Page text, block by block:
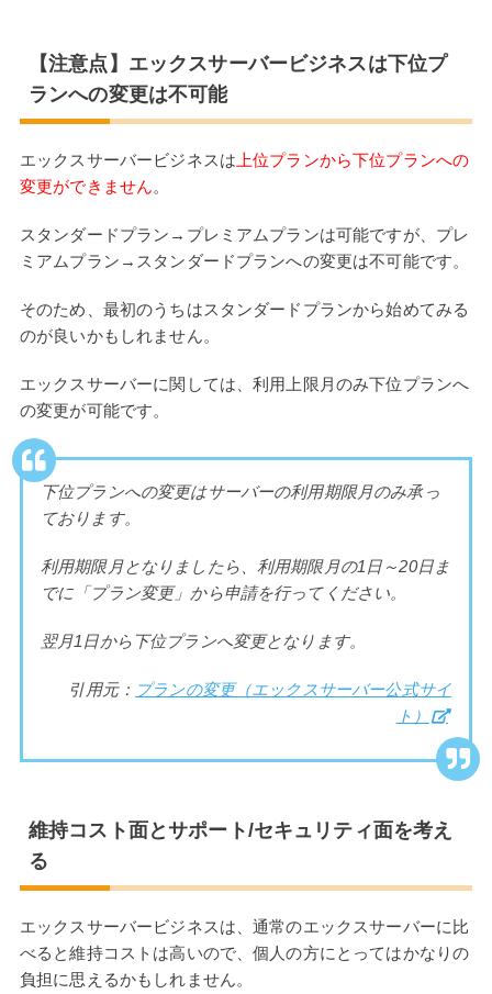
【注意点】エックスサーバービジネスは下位プ
ランへの変更は不可能
エックスサーバービジネスは 上位プランから下位プランへの
変更ができません。
スタンダードプラン→プレミアムプランは可能ですが、プレ
ミアムプラン→スタンダードプランへの変更は不可能です。
そのため、最初のうちはスタンダードプランから始めてみる
のが良いかもしれません。
エックスサーバーに関しては、利用上限月のみ下位プランへ
の変更が可能です。
下位プランへの変更はサーバーの利用期限月のみ承っ
ております。
利用期限月となりましたら、利用期限月の1日～20日ま
でに「プラン変更」から申請を行ってください。
翌月1日から下位プランへ変更となります。
引用元： プランの変更（エックスサーバー公式サイ
ト）
維持コスト面とサポート/セキュリティ面を考え
る
エックスサーバービジネスは、通常のエックスサーバーに比
べると維持コストは高いので、個人の方にとってはかなりの
負担に思えるかもしれません。